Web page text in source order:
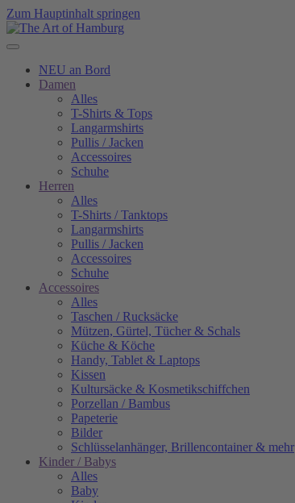
Zum Hauptinhalt springen
NEU an Bord
Damen
Alles
T-Shirts & Tops
Langarmshirts
Pullis / Jacken
Accessoires
Schuhe
Herren
Alles
T-Shirts / Tanktops
Langarmshirts
Pullis / Jacken
Accessoires
Schuhe
Accessoires
Alles
Taschen / Rucksäcke
Mützen, Gürtel, Tücher & Schals
Küche & Köche
Handy, Tablet & Laptops
Kissen
Kultursäcke & Kosmetikschiffchen
Porzellan / Bambus
Papeterie
Bilder
Schlüsselanhänger, Brillencontainer & mehr
Kinder / Babys
Alles
Baby